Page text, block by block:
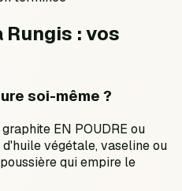
: vos
soi-même ?
EN POUDRE ou
végétale, vaseline ou
qui empire le